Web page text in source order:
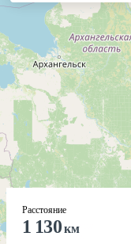
Расстояние
1 130км